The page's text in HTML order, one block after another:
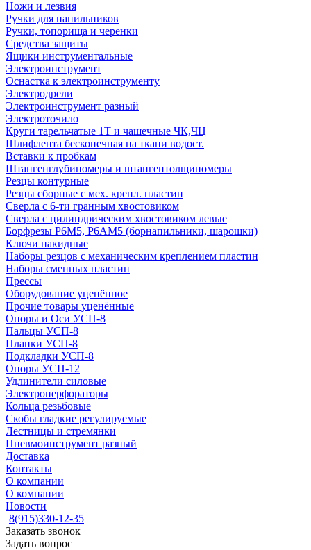
Ножи и лезвия
Ручки для напильников
Ручки, топорища и черенки
Средства защиты
Ящики инструментальные
Электроинструмент
Оснастка к электроинструменту
Электродрели
Электроинструмент разный
Электроточило
Круги тарельчатые 1Т и чашечные ЧК,ЧЦ
Шлифлента бесконечная на ткани водост.
Вставки к пробкам
Штангенглубиномеры и штангентолщиномеры
Резцы контурные
Резцы сборные с мех. крепл. пластин
Сверла с 6-ти гранным хвостовиком
Сверла с цилиндрическим хвостовиком левые
Борфрезы Р6М5, Р6АМ5 (борнапильники, шарошки)
Ключи накидные
Наборы резцов с механическим креплением пластин
Наборы сменных пластин
Прессы
Оборудование уценённое
Прочие товары уценённые
Опоры и Оси УСП-8
Пальцы УСП-8
Планки УСП-8
Подкладки УСП-8
Опоры УСП-12
Удлинители силовые
Электроперфораторы
Кольца резьбовые
Скобы гладкие регулируемые
Лестницы и стремянки
Пневмоинструмент разный
Доставка
Контакты
О компании
О компании
Новости
8(915)330-12-35
Заказать звонок
Задать вопрос